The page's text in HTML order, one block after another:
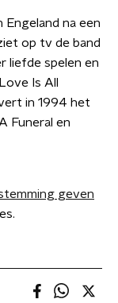
na een
op tv de band
liefde spelen en
Is All
in 1994 het
Funeral en
geven